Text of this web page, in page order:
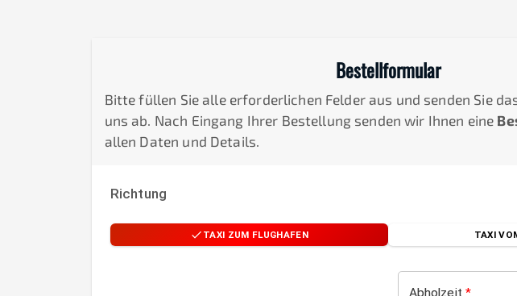
Bestellformular
Bitte füllen Sie alle erforderlichen Felder aus und senden Sie
uns ab. Nach Eingang Ihrer Bestellung senden wir Ihnen eine
allen Daten und Details.
Richtung
TAXI ZUM FLUGHAFEN TAXI
Abholzeit *